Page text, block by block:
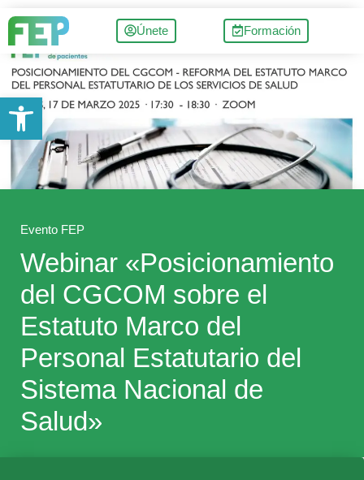
Únete Formación
Evento FEP
Webinar «Posicionamiento
del CGCOM sobre el
Estatuto Marco del
Personal Estatutario del
Sistema Nacional de
Salud»
Abrir barra de herramientas